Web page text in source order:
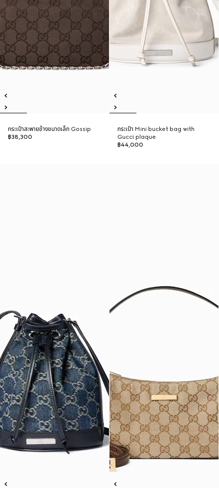
กระเป๋าสะพายข้างขนาดเล็ก Gossip
฿38,300
กระเป๋า Mini bucket bag with
Gucci plaque
฿44,000